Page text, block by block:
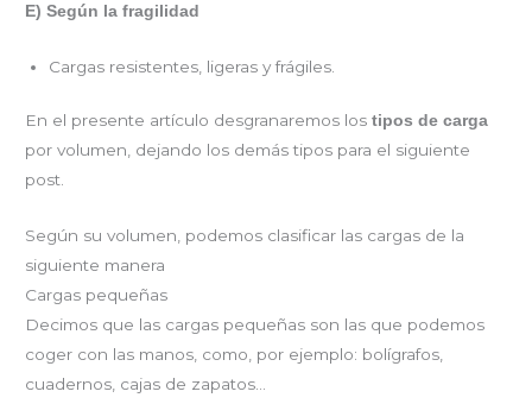
E) Según la fragilidad
Cargas resistentes, ligeras y frágiles.
En el presente artículo desgranaremos lostipos de carga
por volumen, dejando los demás tipos para el siguiente
post.
Según su volumen, podemos clasificar las cargas de la
siguiente manera
Cargas pequeñas
Decimos que las cargas pequeñas son las que podemos
coger con las manos, como, por ejemplo: bolígrafos,
cuadernos, cajas de zapatos…